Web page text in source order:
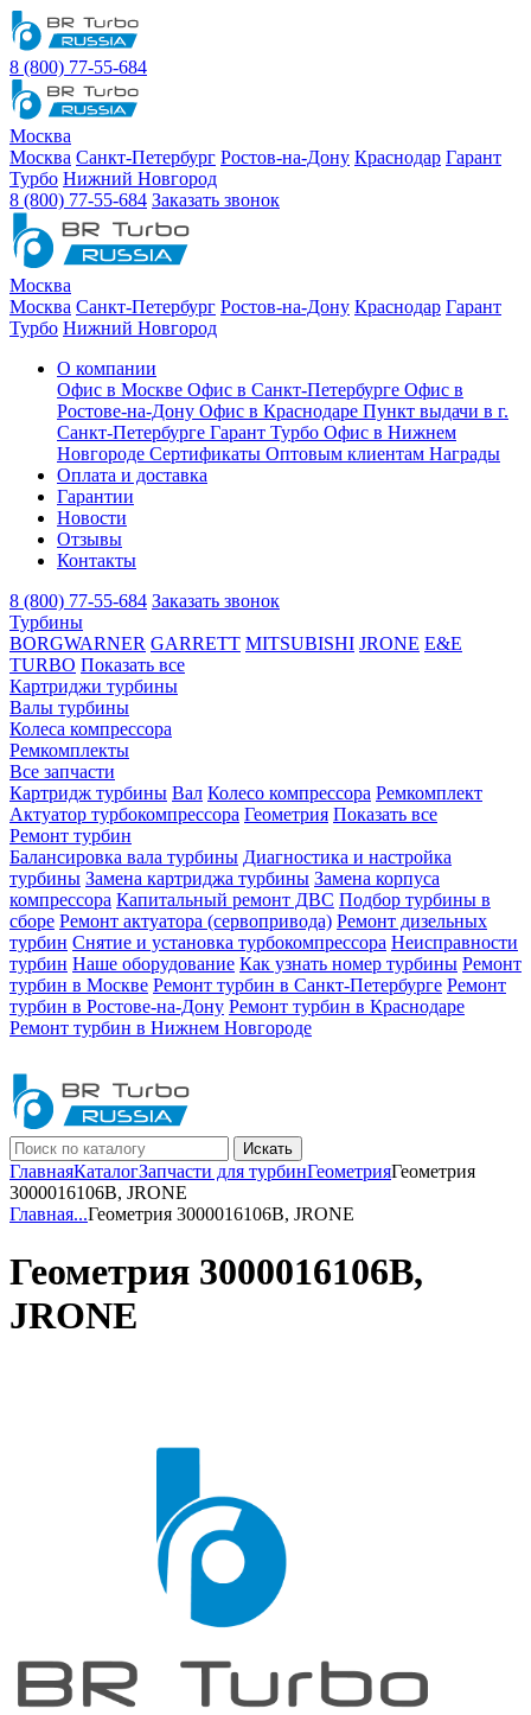
8 (800) 77-55-684
Москва
Москва Санкт-Петербург Ростов-на-Дону Краснодар Гарант
Турбо Нижний Новгород
8 (800) 77-55-684 Заказать звонок
Москва
Москва Санкт-Петербург Ростов-на-Дону Краснодар Гарант
Турбо Нижний Новгород
О компании
Офис в Москве Офис в Санкт-Петербурге Офис в
Ростове-на-Дону Офис в Краснодаре Пункт выдачи в г.
Санкт-Петербурге Гарант Турбо Офис в Нижнем
Новгороде Сертификаты Оптовым клиентам Награды
Оплата и доставка
Гарантии
Новости
Отзывы
Контакты
8 (800) 77-55-684 Заказать звонок
Турбины
BORGWARNER GARRETT MITSUBISHI JRONE E&E
TURBO Показать все
Картриджи турбины
Валы турбины
Колеса компрессора
Ремкомплекты
Все запчасти
Картридж турбины Вал Колесо компрессора Ремкомплект
Актуатор турбокомпрессора Геометрия Показать все
Ремонт турбин
Балансировка вала турбины Диагностика и настройка
турбины Замена картриджа турбины Замена корпуса
компрессора Капитальный ремонт ДВС Подбор турбины в
сборе Ремонт актуатора (сервопривода) Ремонт дизельных
турбин Снятие и установка турбокомпрессора Неисправности
турбин Наше оборудование Как узнать номер турбины Ремонт
турбин в Москве Ремонт турбин в Санкт-Петербурге Ремонт
турбин в Ростове-на-Дону Ремонт турбин в Краснодаре
Ремонт турбин в Нижнем Новгороде
Искать
ГлавнаяКаталогЗапчасти для турбинГеометрияГеометрия
3000016106B, JRONE
Главная...Геометрия 3000016106B, JRONE
Геометрия 3000016106B,
JRONE